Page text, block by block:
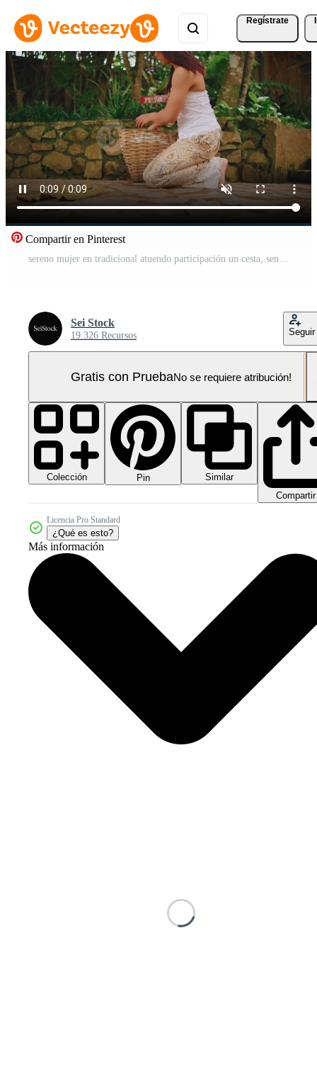
Regístrate
Compartir en Pinterest
sereno mujer en tradicional atuendo participación un cesta, sentado al aire libre con lozano verdor en el antecedentes. Vídeo Pro
Sei Stock
19.326 Recursos Seguir
Gratis con PruebaNo se requiere atribución!
Colección Pin
Similar
Compartir
Licencia Pro Standard
¿Qué es esto?
Más información